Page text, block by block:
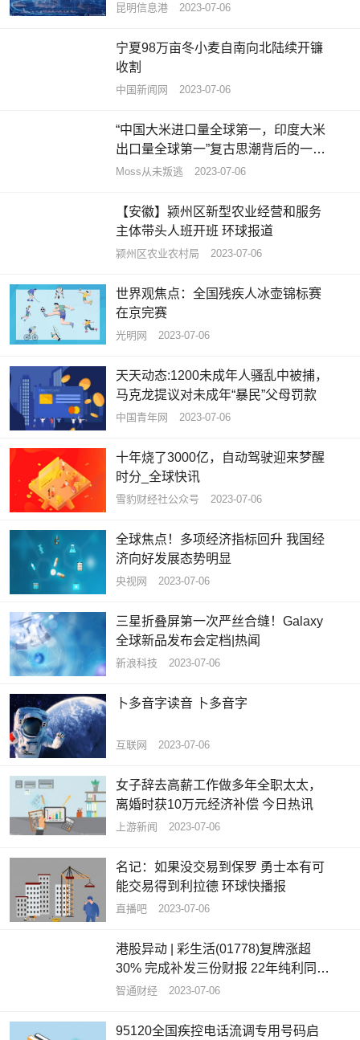
昆明信息港 2023-07-06
宁夏98万亩冬小麦自南向北陆续开镰
收割
中国新闻网 2023-07-06
“中国大米进口量全球第一，印度大米
出口量全球第一”复古思潮背后的一些
数据
Moss从未叛逃 2023-07-06
【安徽】颍州区新型农业经营和服务
主体带头人班开班 环球报道
颍州区农业农村局 2023-07-06
世界观焦点：全国残疾人冰壶锦标赛
在京完赛
光明网 2023-07-06
天天动态:1200未成年人骚乱中被捕，
马克龙提议对未成年“暴民”父母罚款
中国青年网 2023-07-06
十年烧了3000亿，自动驾驶迎来梦醒
时分_全球快讯
雪豹财经社公众号 2023-07-06
全球焦点！多项经济指标回升 我国经
济向好发展态势明显
央视网 2023-07-06
三星折叠屏第一次严丝合缝！Galaxy
全球新品发布会定档|热闻
新浪科技 2023-07-06
卜多音字读音 卜多音字
互联网 2023-07-06
女子辞去高薪工作做多年全职太太，
离婚时获10万元经济补偿 今日热讯
上游新闻 2023-07-06
名记：如果没交易到保罗 勇士本有可
能交易得到利拉德 环球快播报
直播吧 2023-07-06
港股异动 | 彩生活(01778)复牌涨超
30% 完成补发三份财报 22年纯利同比
增长77.61%
智通财经 2023-07-06
95120全国疾控电话流调专用号码启